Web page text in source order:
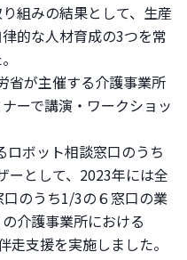
組みの結果として、生産
的な人材育成の3つを常
省が主催する介護事業所
ーで講演・ワークショッ
ボット相談窓口のうち
ーとして、2023年には全
のうち1/3の６窓口の業
介護事業所における
支援を実施しました。